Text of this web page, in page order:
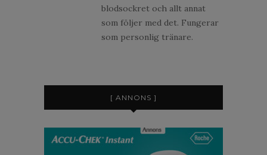
blodsockret och allt annat
som följer med det. Fungerar
som personlig tränare.
[ ANNONS ]